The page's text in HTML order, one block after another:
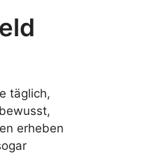
täglich,
erheben